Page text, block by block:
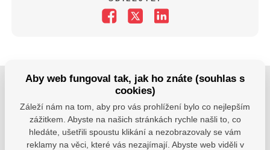
Jsme tu pro Vaše děti.
Jsme k dispozici, pokud potřebujete pomoci.
zsvhejny@zsvhejny.cz
Aby web fungoval tak, jak ho znáte (souhlas s
cookies)
Záleží nám na tom, aby pro vás prohlížení bylo co nejlepším
zážitkem. Abyste na našich stránkách rychle našli to, co
hledáte, ušetřili spoustu klikání a nezobrazovaly se vám
reklamy na věci, které vás nezajímají. Abyste web viděli v